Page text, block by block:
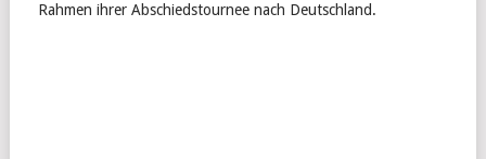
Rahmen ihrer Abschiedstournee nach Deutschland.